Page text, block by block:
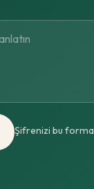
Şifrenizi bu forma